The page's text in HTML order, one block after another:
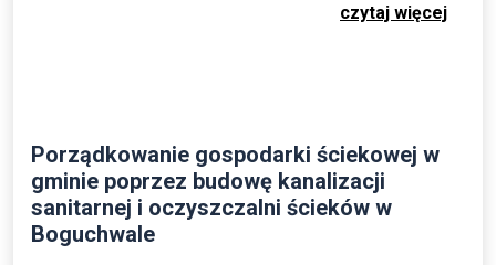
czytaj więcej
Porządkowanie gospodarki ściekowej w
gminie poprzez budowę kanalizacji
sanitarnej i oczyszczalni ścieków w
Boguchwale